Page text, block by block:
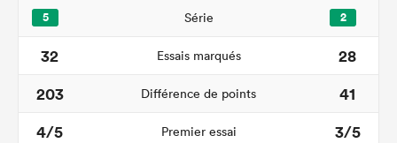
5 Série 2
32 Essais marqués
28
203
Différence de points
41
4/5
Premier essai
3/5